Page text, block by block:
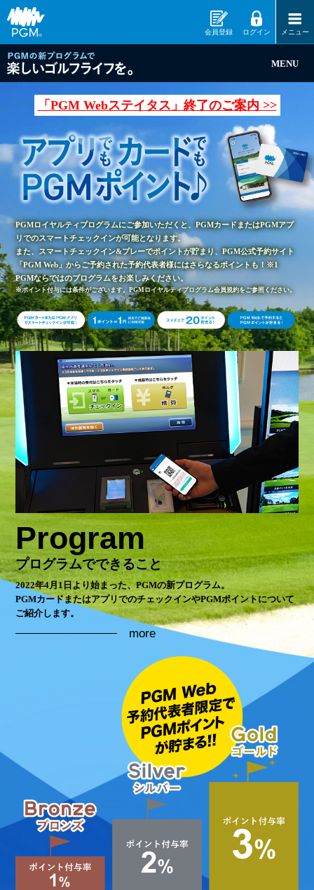
会員登録 ログイン メニュー
MENU
「PGM Webステイタス」終了のご案内 >>
PGMロイヤルティプログラムにご参加いただくと、PGMカードまたはPGMアプ
リでのスマートチェックインが可能となります。
また、スマートチェックイン&プレーでポイントが貯まり、PGM公式予約サイト
「PGM Web」からご予約された予約代表者様にはさらなるポイントも！※1
PGMならではのプログラムをお楽しみください。
※ポイント付与には条件がございます。PGMロイヤルティプログラム会員規約をご参照ください。
Program
プログラムでできること
2022年4月1日より始まった、PGMの新プログラム。
PGMカードまたはアプリでのチェックインやPGMポイントについて
ご紹介します。
more